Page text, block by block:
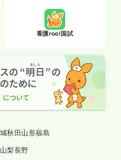
看護roo!国試
秋田山形福島
山梨長野